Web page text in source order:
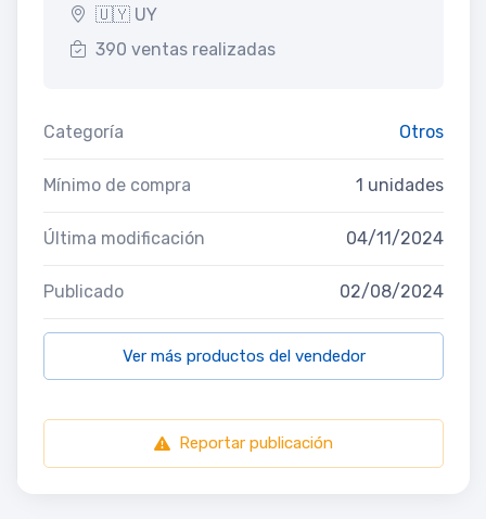
🇺🇾 UY
390 ventas realizadas
Categoría Otros
Mínimo de compra 1 unidades
Última modificación 04/11/2024
Publicado 02/08/2024
Ver más productos del vendedor
Reportar publicación